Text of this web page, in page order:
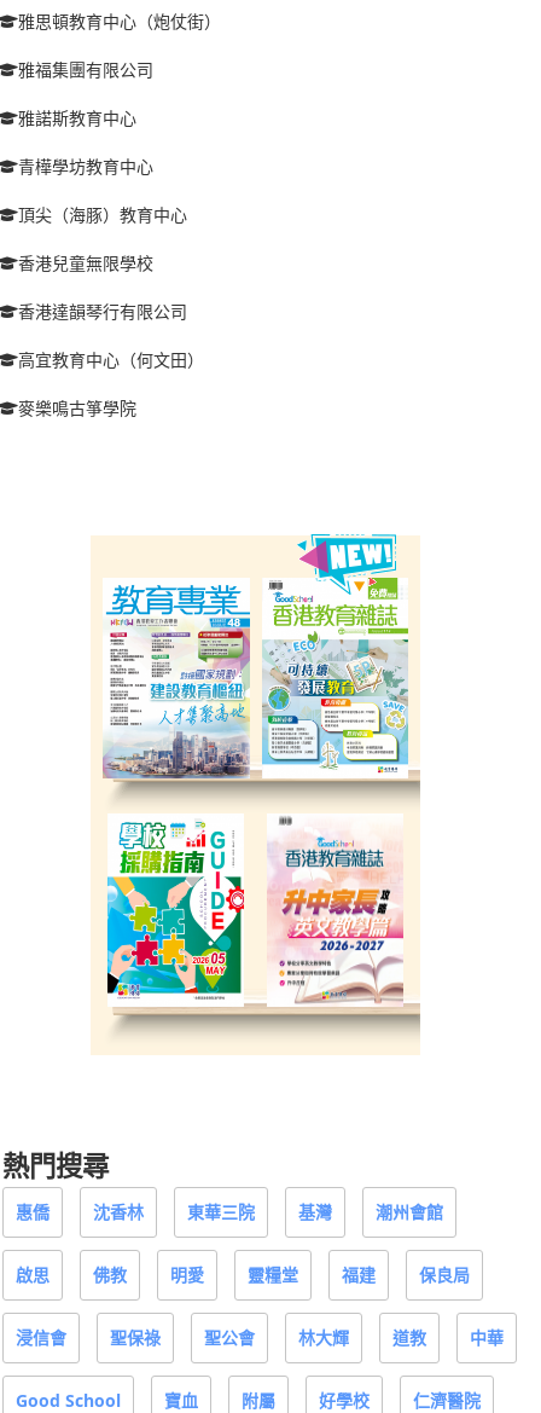
雅思頓教育中心（炮仗街）
雅福集團有限公司
雅諾斯教育中心
青樺學坊教育中心
頂尖（海豚）教育中心
香港兒童無限學校
香港達韻琴行有限公司
高宜教育中心（何文田）
麥樂鳴古箏學院
熱門搜尋
惠僑 沈香林 東華三院 基灣 潮州會館
啟思 佛教 明愛 靈糧堂 福建 保良局
浸信會 聖保祿 聖公會 林大輝 道教 中華
Good School 寶血 附屬 好學校 仁濟醫院